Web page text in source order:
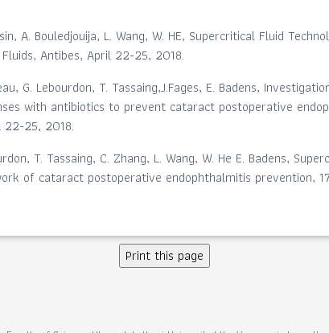
A. Bouledjouija, L. Wang, W. HE, Supercritical Fluid
Antibes, April 22-25, 2018.
G. Lebourdon, T. Tassaing,J.Fages, E. Badens,
with antibiotics to prevent cataract postoperative
22-25, 2018.
T. Tassaing, C. Zhang, L. Wang, W. He E. Badens,
of cataract postoperative endophthalmitis prevention,
Print this page